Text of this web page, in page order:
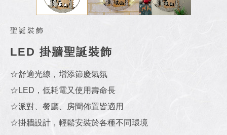
聖誕裝飾
LED 掛牆聖誕裝飾
☆舒適光線，增添節慶氣氛
☆LED，低耗電又使用壽命長
☆派對、餐廳、房間佈置皆適用
☆掛牆設計，輕鬆安裝於各種不同環境